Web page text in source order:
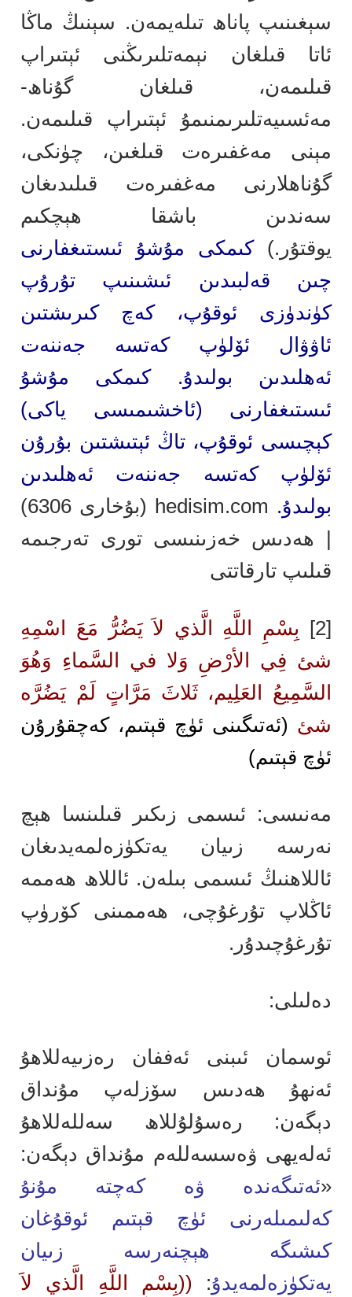
سېغىنىپ پاناھ تىلەيمەن. سېنىڭ ماڭا
ئاتا قىلغان نېمەتلىرىڭنى ئېتىراپ
قىلىمەن، قىلغان گۇناھ-
مەئسىيەتلىرىمنىمۇ ئېتىراپ قىلىمەن.
مېنى مەغفىرەت قىلغىن، چۈنكى،
گۇناھلارنى مەغفىرەت قىلىدىغان
سەندىن باشقا ھېچكىم
يوقتۇر.)كىمكى مۇشۇ ئىستىغفارنى
چىن قەلبىدىن ئىشىنىپ تۇرۇپ
كۈندۈزى ئوقۇپ، كەچ كىرىشتىن
ئاۋۋال ئۆلۈپ كەتسە جەننەت
ئەھلىدىن بولىدۇ. كىمكى مۇشۇ
ئىستىغفارنى (ئاخشىمىسى ياكى)
كېچىسى ئوقۇپ، تاڭ ئېتىشتىن بۇرۇن
ئۆلۈپ كەتسە جەننەت ئەھلىدىن
بولىدۇ.
(بۇخارى 6306)
| ھەدىس خەزىنىسى تورى تەرجىمە
قىلىپ تارقاتتى
[2]
بِسْمِ اللَّهِ الَّذي لاَ يَضُرُّ مَعَ اسْمِهِ
شئ فِي الأرْضِ وَلا في السَّماءِ وَهُوَ
السَّمِيعُ العَلِيم، ثَلاثَ مَرَّاتٍ لَمْ يَضُرَّه
شئ (ئەتىگىنى ئۈچ قېتىم، كەچقۇرۇن
ئۈچ قېتىم)
مەنىسى: ئىسمى زىكىر قىلىنسا ھېچ
نەرسە زىيان يەتكۈزەلمەيدىغان
ئاللاھنىڭ ئىسمى بىلەن. ئاللاھ ھەممە
ئاڭلاپ تۇرغۇچى، ھەممىنى كۆرۈپ
تۇرغۇچىدۇر.
دەلىلى:
ئوسمان ئىبنى ئەففان رەزىيەللاھۇ
ئەنھۇ ھەدىس سۆزلەپ مۇنداق
دېگەن: رەسۇلۇللاھ سەللەللاھۇ
ئەلەيھى ۋەسسەللەم مۇنداق دېگەن:
«ئەتىگەندە ۋە كەچتە مۇنۇ
كەلىمىلەرنى ئۈچ قېتىم ئوقۇغان
كىشىگە ھېچنەرسە زىيان
يەتكۈزەلمەيدۇ: ((بِسْمِ اللَّهِ الَّذي لاَ